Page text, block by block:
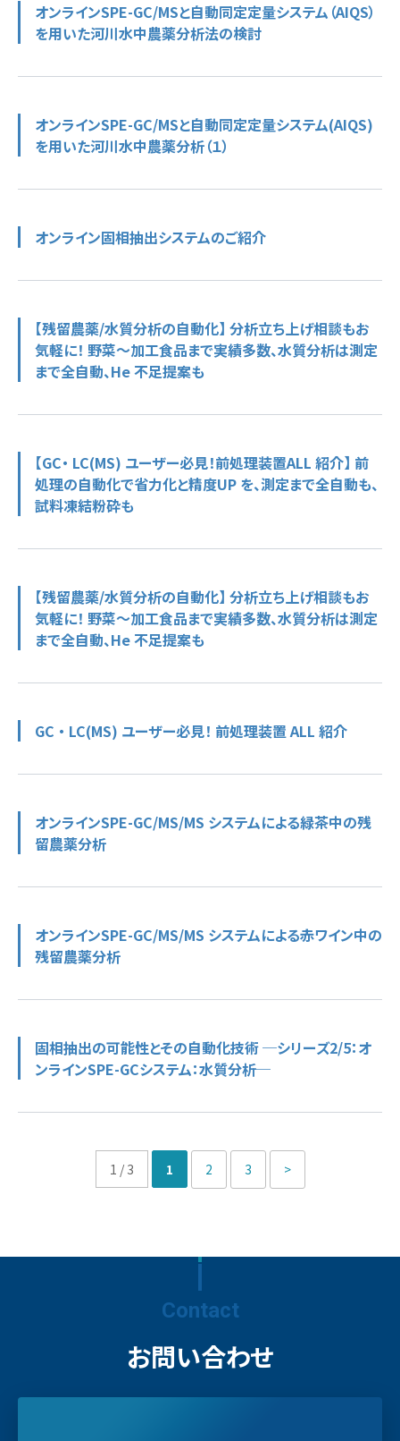
オンラインSPE-GC/MSと自動同定定量システム（AIQS）
を用いた河川水中農薬分析法の検討
オンラインSPE-GC/MSと自動同定定量システム(AIQS)
を用いた河川水中農薬分析（１）
オンライン固相抽出システムのご紹介
【残留農薬/水質分析の自動化】 分析立ち上げ相談もお
気軽に！ 野菜～加工食品まで実績多数、水質分析は測定
まで全自動、He 不足提案も
【GC・ LC(MS) ユーザー必見！前処理装置ALL 紹介】 前
処理の自動化で省力化と精度UP を、測定まで全自動も、
試料凍結粉砕も
【残留農薬/水質分析の自動化】 分析立ち上げ相談もお
気軽に！ 野菜～加工食品まで実績多数、水質分析は測定
まで全自動、He 不足提案も
GC ・ LC(MS) ユーザー必見！ 前処理装置 ALL 紹介
オンラインSPE-GC/MS/MS システムによる緑茶中の残
留農薬分析
オンラインSPE-GC/MS/MS システムによる赤ワイン中の
残留農薬分析
固相抽出の可能性とその自動化技術 ─シリーズ2/5：オ
ンラインSPE-GCシステム：水質分析─
1 / 3 1 2 3 >
Contact
お問い合わせ